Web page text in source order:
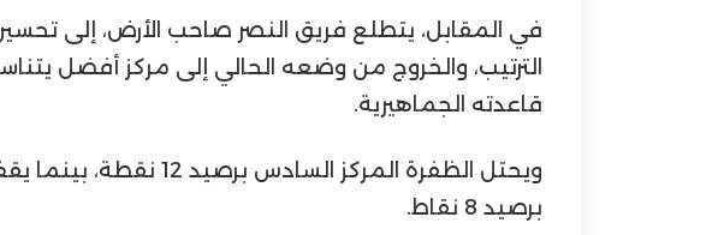
في المقابل، يتطلع فريق النصر صاحب الأرض، إلى
الترتيب، والخروج من وضعه الحالي إلى مركز أفضل
قاعدته الجماهيرية.
ويحتل الظفرة المركز السادس
برصيد 8 نقاط.